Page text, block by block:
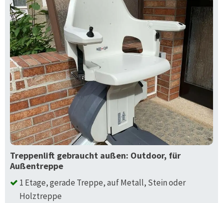
Treppenlift gebraucht außen: Outdoor, für
Außentreppe
1 Etage, gerade Treppe, auf Metall, Stein oder
Holztreppe